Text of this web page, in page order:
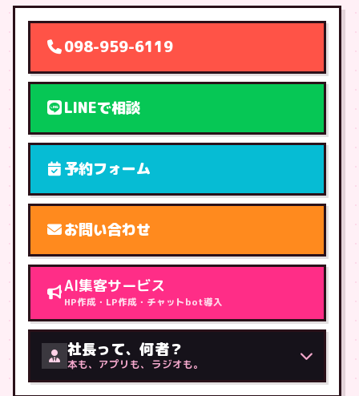
▶ ▶
098-959-6119
LINEで相談
予約フォーム
お問い合わせ
AI集客サービス
HP作成・LP作成・チャットbot導入
社長って、何者？
本も、アプリも、ラジオも。